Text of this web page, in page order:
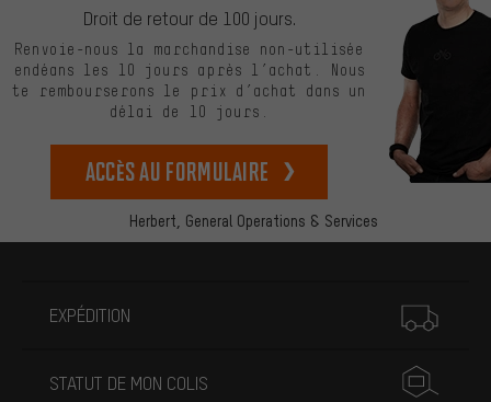
Herbert, General Operations & Services
Droit de retour de 100 jours.
Renvoie-nous la marchandise non-utilisée
endéans les 10 jours après l’achat. Nous
te rembourserons le prix d’achat dans un
délai de 10 jours.
Accès au formulaire
EXPÉDITION
STATUT DE MON COLIS